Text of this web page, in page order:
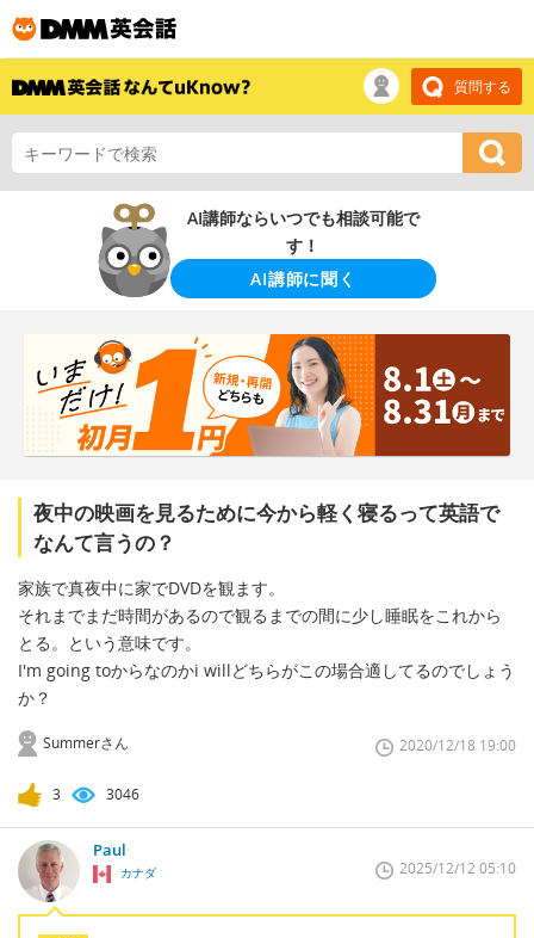
質問する
AI講師ならいつでも相談可能で
す！
AI講師に聞く
夜中の映画を見るために今から軽く寝るって英語で
なんて言うの？
家族で真夜中に家でDVDを観ます。
それまでまだ時間があるので観るまでの間に少し睡眠をこれから
とる。という意味です。
I'm going toからなのかi willどちらがこの場合適してるのでしょう
か？
Summerさん 2020/12/18 19:00
3 3046
Paul
カナダ 2025/12/12 05:10